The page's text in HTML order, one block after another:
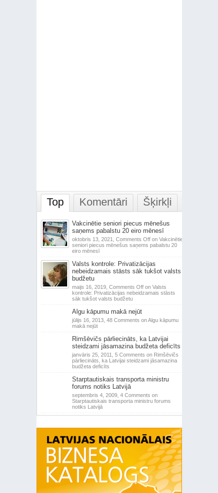
Top Komentāri Šķirkļi
Vakcinētie seniori piecus mēnešus
saņems pabalstu 20 eiro mēnesī
oktobris 13, 2021, Comments Offon Vakcinētie
seniori piecus mēnešus saņems pabalstu 20
eiro mēnesī
Valsts kontrole: Privatizācijas
nebeidzamais stāsts sāk tukšot valsts
budžetu
maijs 16, 2019, Comments Offon Valsts
kontrole: Privatizācijas nebeidzamais stāsts
sāk tukšot valsts budžetu
Algu kāpumu makā nejūt
jūlijs 16, 2013, 48 Comments on Algu kāpumu
makā nejūt
Rimšēvičs pārliecināts, ka Latvijai
steidzami jāsamazina budžeta deficīts
janvāris 25, 2011, 5 Comments on Rimšēvičs
pārliecināts, ka Latvijai steidzami jāsamazina
budžeta deficīts
Starptautiskais transporta ministru
forums notiks Latvijā
septembris 4, 2009, 4 Comments on
Starptautiskais transporta ministru forums
notiks Latvijā